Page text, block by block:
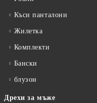
Къси панталони
Жилетка
Комплекти
Бански
блузон
Дрехи за мъже